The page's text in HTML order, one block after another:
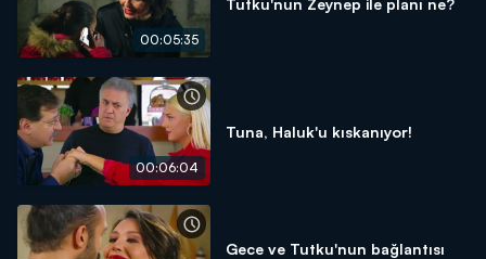
00:05:35
00:06:04
Tuna, Haluk'u kıskanıyor!
Gece ve Tutku'nun bağlantısı